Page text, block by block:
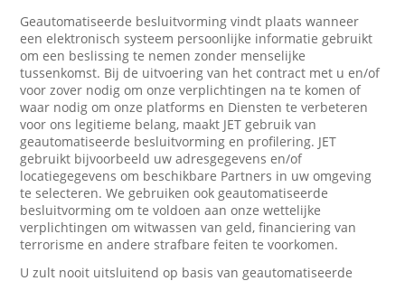
Geautomatiseerde besluitvorming vindt plaats wanneer
een elektronisch systeem persoonlijke informatie gebruikt
om een beslissing te nemen zonder menselijke
tussenkomst. Bij de uitvoering van het contract met u en/of
voor zover nodig om onze verplichtingen na te komen of
waar nodig om onze platforms en Diensten te verbeteren
voor ons legitieme belang, maakt JET gebruik van
geautomatiseerde besluitvorming en profilering. JET
gebruikt bijvoorbeeld uw adresgegevens en/of
locatiegegevens om beschikbare Partners in uw omgeving
te selecteren. We gebruiken ook geautomatiseerde
besluitvorming om te voldoen aan onze wettelijke
verplichtingen om witwassen van geld, financiering van
terrorisme en andere strafbare feiten te voorkomen.
U zult nooit uitsluitend op basis van geautomatiseerde